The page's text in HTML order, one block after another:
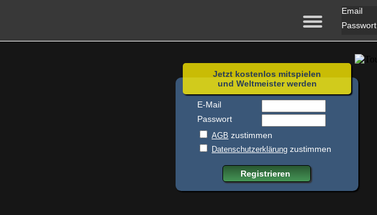
Email
Passwort
Jetzt kostenlos mitspielen
und Weltmeister werden
E-Mail
Passwort
AGB zustimmen
Datenschutzerklärung zustimmen